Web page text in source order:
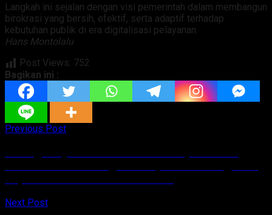
‎Langkah ini sejalan dengan visi pemerintah dalam membangun
birokrasi yang bersih, efektif, serta adaptif terhadap
kebutuhan publik di era digitalisasi pelayanan.
Hans Montolalu
Post Views: 752
Bagikan ini :
Previous Post
Next Post